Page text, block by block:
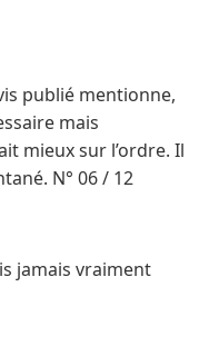
publié mentionne,
mais
mieux sur l’ordre. Il
N° 06 / 12
jamais vraiment